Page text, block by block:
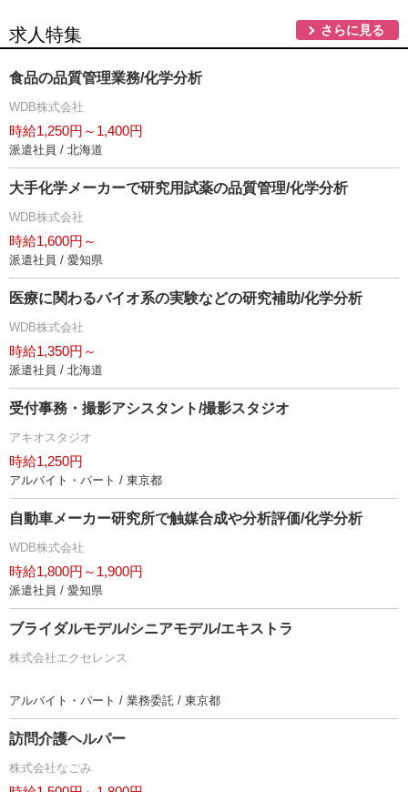
求人特集 さらに見る
食品の品質管理業務/化学分析
WDB株式会社
時給1,250円～1,400円
派遣社員 / 北海道
大手化学メーカーで研究用試薬の品質管理/化学分析
WDB株式会社
時給1,600円～
派遣社員 / 愛知県
医療に関わるバイオ系の実験などの研究補助/化学分析
WDB株式会社
時給1,350円～
派遣社員 / 北海道
受付事務・撮影アシスタント/撮影スタジオ
アキオスタジオ
時給1,250円
アルバイト・パート / 東京都
自動車メーカー研究所で触媒合成や分析評価/化学分析
WDB株式会社
時給1,800円～1,900円
派遣社員 / 愛知県
ブライダルモデル/シニアモデル/エキストラ
株式会社エクセレンス
アルバイト・パート / 業務委託 / 東京都
訪問介護ヘルパー
株式会社なごみ